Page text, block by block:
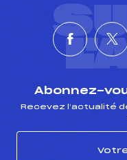
Abonnez-
Recevez l’actualité